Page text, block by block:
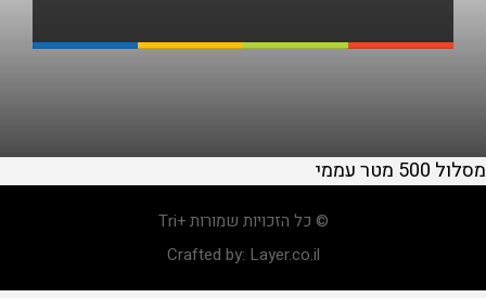
מסלול 500 מטר עממי
© כל הזכויות שמורות +Tri
Crafted by: Layer.co.il